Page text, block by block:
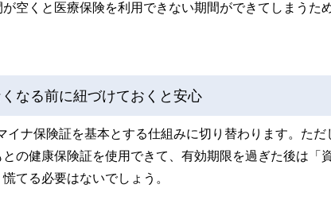
空くと医療保険を利用できない期間ができてしまうた
なる前に紐づけておくと安心
ナ保険証を基本とする仕組みに切り替わります。ただ
の健康保険証を使用できて、有効期限を過ぎた後は「
てる必要はないでしょう。